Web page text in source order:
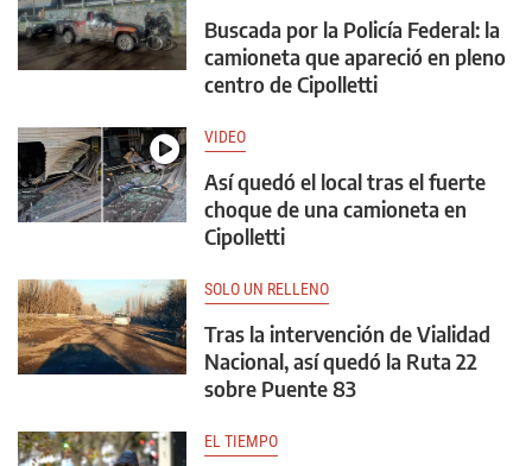
Buscada por la Policía Federal: la
camioneta que apareció en pleno
centro de Cipolletti
VIDEO
Así quedó el local tras el fuerte
choque de una camioneta en
Cipolletti
SOLO UN RELLENO
Tras la intervención de Vialidad
Nacional, así quedó la Ruta 22
sobre Puente 83
EL TIEMPO